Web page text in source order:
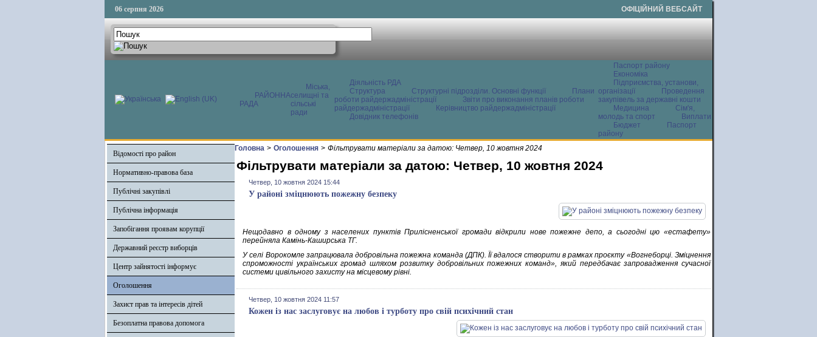
06 серпня 2026 ОФІЦІЙНИЙ ВЕБСАЙТ
РАЙОННА
РАДА
Міська,
селищні та
сільські
ради
Діяльність РДА
Структура
Структурні підрозділи. Основні функції
Плани
роботи райдержадміністрації
Звіти про виконання планів роботи
райдержадміністрації
Керівництво райдержадміністрації
Довідник телефонів
Паспорт району
Економіка
Підприємства, установи,
організації
Проведення
закупівель за державні кошти
Медицина
Сім'я,
молодь та спорт
Виплати
Бюджет
Паспорт
району
Відомості про район
Нормативно-правова база
Публічні закупівлі
Публічна інформація
Запобігання проявам корупції
Державний реєстр виборців
Центр зайнятості інформує
Оголошення
Захист прав та інтересів дітей
Безоплатна правова допомога
Головна > Оголошення > Фільтрувати матеріали за датою: Четвер, 10 жовтня 2024
Фільтрувати матеріали за датою: Четвер, 10 жовтня 2024
Четвер, 10 жовтня 2024 15:44
У районі зміцнюють пожежну безпеку
Нещодавно в одному з населених пунктів Прилісненської громади відкрили нове пожежне депо, а сьогодні цю «естафету»
перейняла Камінь-Каширська ТГ.
У селі Ворокомле запрацювала добровільна пожежна команда (ДПК). Її вдалося створити в рамках проєкту «Вогнеборці. Зміцнення
спроможності українських громад шляхом розвитку добровільних пожежних команд», який передбачає запровадження сучасної
системи цивільного захисту на місцевому рівні.
Четвер, 10 жовтня 2024 11:57
Кожен із нас заслуговує на любов і турботу про свій психічний стан